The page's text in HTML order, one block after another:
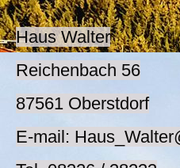
Haus Walter
Reichenbach 56
87561 Oberstdorf
E-mail: